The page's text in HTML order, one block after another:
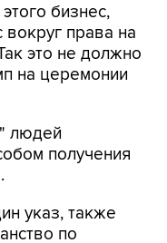
бизнес,
права на
это не должно
на церемонии
людей
получения
указ, также
по